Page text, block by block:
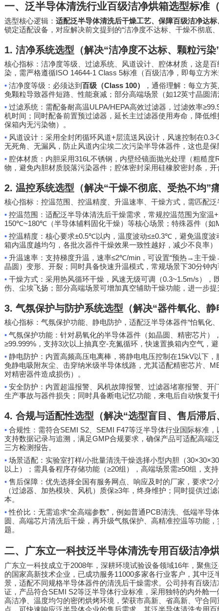
一、泛半导体清洗行业百级洁净烘箱选型标准
选型核心逻辑： 适配泛半导体清洗后干燥工艺、保障百级洁净达
锁定适配设备，对应解决前文提到的“洁净度不达标、干燥不彻底
1. 洁净系统选型（解决“洁净度不达标、颗粒污染
核心指标：洁净度等级、过滤系统、风道设计、腔体材质，这是
染，需严格遵循ISO 14644-1 Class 5标准（百级洁净，即每立方
• 洁净度等级：必须达到 百级（Class 100）
，通俗理解：每立方
免颗粒导致器件短路、性能衰减；部分高端场景（如12英寸晶圆
• 过滤系统：需配备耐高温ULPA/HEPA高效过滤器，过滤效率
机时间；同时配备前置预过滤器，延长主过滤器使用寿命，降低
保箱内无污染物）。
• 风道设计：采用全封闭循环风道+层流送风设计，风速控制在0.3-
无死角、无漏风，防止风道内尘埃二次污染半导体器件，这也是
• 腔体材质：内胆采用316L不锈钢，内壁经镜面抛光处理（粗糙度
物，避免内胆材质脱落污染器件；腔体密封采用硅橡胶密封条，开
2. 温控系统选型（解决“干燥不彻底、受热不均”
核心指标：控温范围、控温精度、升温速率、干燥方式，需匹配
• 控温范围：适配泛半导体清洗后干燥需求，常规控温范围为室温
150℃~180℃（半导体辅料固化干燥）等核心场景；特殊器件（如
• 控温精度：核心要求±0.5℃以内，温度波动≤±0.3℃，避免温度波
箱内温度越均匀，各批次器件干燥效果一致性越好，减少不良率
• 升温速率：支持梯度升温，速率≤2℃/min，可设置“预热→ 主干燥
晶圆）变形、开裂；同时具备快速升温模式，常规场景下30分钟
• 干燥方式：采用热风循环干燥，风速无级可调（0.3~1.5m/s），
伤、尘埃飞扬；部分高端场景可增加真空辅助干燥功能，进一步
3. 气氛保护与防护系统选型（解决“器件氧化、静
核心指标：气氛保护功能、静电防护，适配泛半导体器件“怕氧化
• 气氛保护功能：针对易氧化的半导体器件（如晶圆、精密芯片）
≥99.999%，支持3次以上抽真空-充氮循环，快速置换箱内空气，
• 静电防护：内置高频高压电离棒，将静电电压控制在15kV以下，
免静电吸附灰尘、击穿纳米级半导体线路，尤其适配精密芯片、
对精密器件造成损伤）。
• 安全防护：内置超温报警、风机故障报警、过滤器堵塞报警、
生产事故与器件损失；同时具备断电记忆功能，来电后自动恢复
4. 合规与适配性选型（解决“选型盲目、售后滞后
• 合规性：需符合SEMI S2、 SEMI F47等泛半导体行业国际标准，
支持数据记录与追溯，满足GMP合规要求，确保产品可适配高端
三方检测报告。
• 场景适配：实验室打样/小批量清洗干燥选择小型内胆（
以上）；需具备程序存储功能（≥20组），高端场景需≥50组，支持
• 售后保障：优先选择全国有服务网点、响应及时的厂家，要求“2
（过滤器、加热模块、风机）质保≥3年，终身维护；同时提供过
本。
•性价比：无需追求“全高端参数”，例如普通PCB清洗、低端半导
圆、高端芯片清洗后干燥，再升级气氛保护、高精准控温等功能，
题。
二、广东立一科技泛半导体清洗专用百级洁净
广东立一科技成立于2008年，深耕环境试验设备领域16年，聚焦
的国家高新技术企业，已成功服务11000多家各行业客户，其中泛
景，适配不同规格半导体器件的清洗后干燥需求。公司持有百级
证，产品符合SEMI S2等泛半导体行业标准，采用独特的内外舱
高洁净、温度均匀的密闭烘烤环境，荣获市高新、省高新、守合